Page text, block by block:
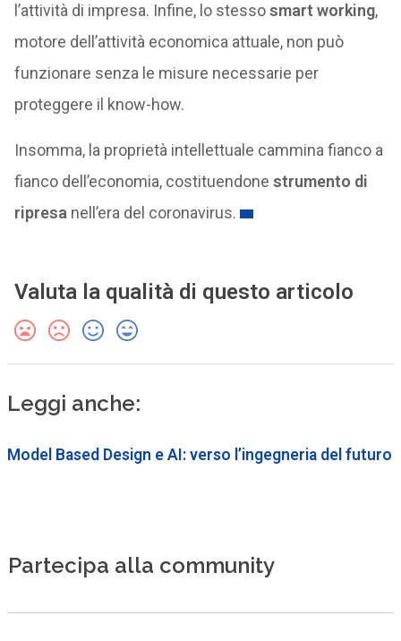
l’attività di impresa. Infine, lo stessosmart working,
motore dell’attività economica attuale, non può
funzionare senza le misure necessarie per
proteggere il know-how.
Insomma, la proprietà intellettuale cammina fianco a
fianco dell’economia, costituendone strumento di
ripresa nell’era del coronavirus.
Valuta la qualità di questo articolo
Leggi anche:
Model Based Design e AI: verso l’ingegneria del futuro
Partecipa alla community